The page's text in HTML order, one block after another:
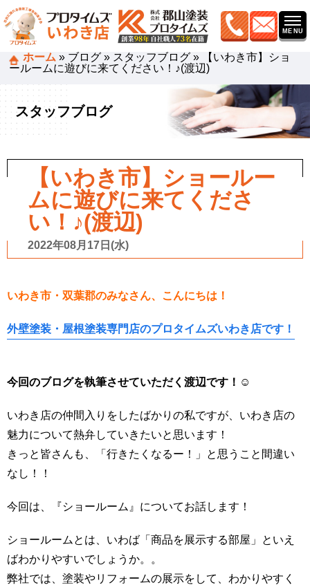
ホーム » ブログ » スタッフブログ »
【いわき市】ショ
ールームに遊びに来てください！♪(渡辺)
スタッフブログ
【いわき市】ショールー
ムに遊びに来てくださ
い！♪(渡辺)
2022年08月17日(水)
いわき市・双葉郡のみなさん、こんにちは！
外壁塗装・屋根塗装専門店のプロタイムズいわき店です！
今回のブログを執筆させていただく渡辺です！☺
いわき店の仲間入りをしたばかりの私ですが、いわき店の
魅力について熱弁していきたいと思います！
きっと皆さんも、「行きたくなるー！」と思うこと間違い
なし！！
今回は、『ショールーム』についてお話します！
ショールームとは、いわば「商品を展示する部屋」といえ
ばわかりやすいでしょうか。。
弊社では、塗装やリフォームの展示をして、わかりやすく